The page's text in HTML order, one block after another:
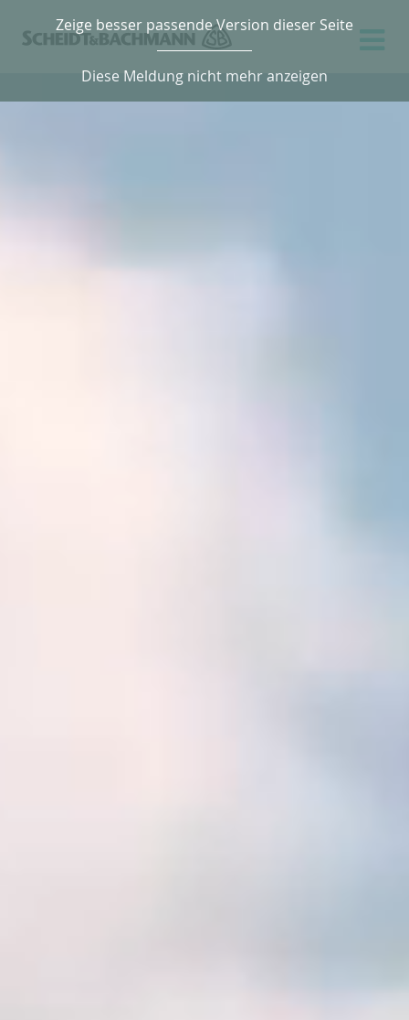
Zeige besser passende Version dieser Seite
Diese Meldung nicht mehr anzeigen